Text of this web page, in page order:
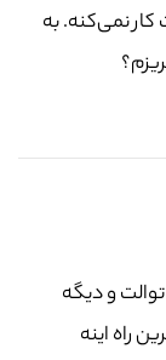
نمی‌کنه. به
و دیگه
راه اینه